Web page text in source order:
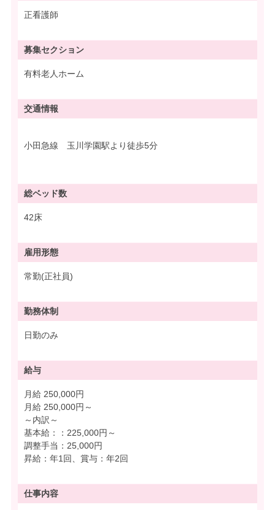
正看護師
募集セクション
有料老人ホーム
交通情報
小田急線 玉川学園駅より徒歩5分
総ベッド数
42床
雇用形態
常勤(正社員)
勤務体制
日勤のみ
給与
月給 250,000円
月給 250,000円～
～内訳～
基本給：：225,000円～
調整手当：25,000円
昇給：年1回、賞与：年2回
仕事内容